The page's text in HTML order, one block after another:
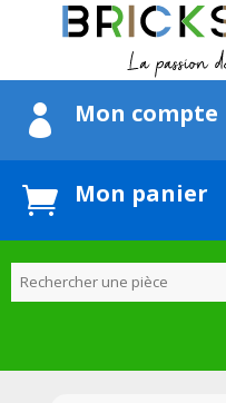
 Mon compte
 Mon panier